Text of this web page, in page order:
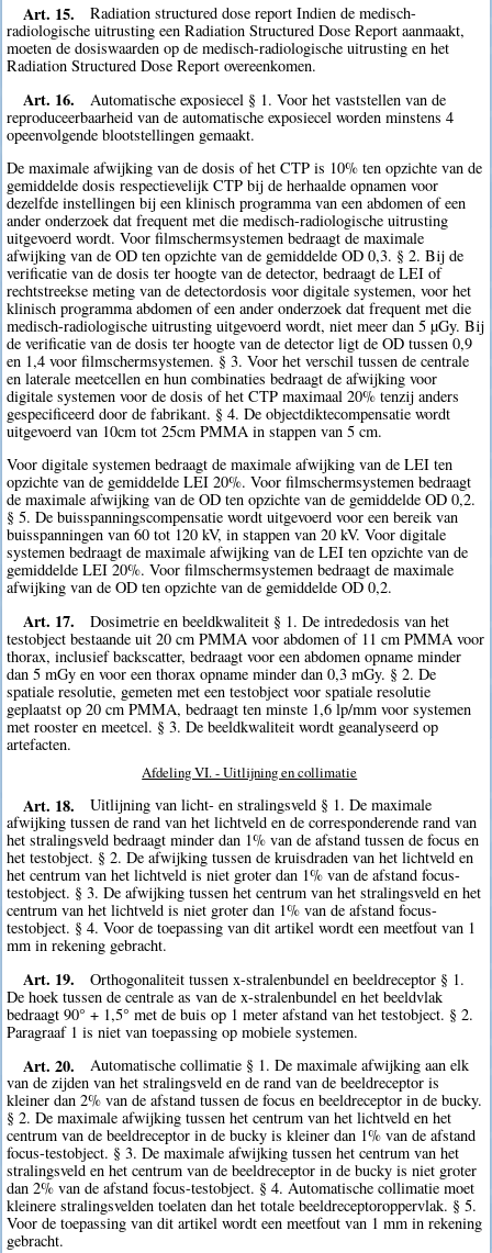
Art. 15.
Radiation structured dose report Indien de medisch-
radiologische uitrusting een Radiation Structured Dose Report aanmaakt,
moeten de dosiswaarden op de medisch-radiologische uitrusting en het
Radiation Structured Dose Report overeenkomen.
Art. 16.
Automatische exposiecel § 1. Voor het vaststellen van de
reproduceerbaarheid van de automatische exposiecel worden minstens 4
opeenvolgende blootstellingen gemaakt.
De maximale afwijking van de dosis of het CTP is 10% ten opzichte van de
gemiddelde dosis respectievelijk CTP bij de herhaalde opnamen voor
dezelfde instellingen bij een klinisch programma van een abdomen of een
ander onderzoek dat frequent met die medisch-radiologische uitrusting
uitgevoerd wordt. Voor filmschermsystemen bedraagt de maximale
afwijking van de OD ten opzichte van de gemiddelde OD 0,3. § 2. Bij de
verificatie van de dosis ter hoogte van de detector, bedraagt de LEI of
rechtstreekse meting van de detectordosis voor digitale systemen, voor het
klinisch programma abdomen of een ander onderzoek dat frequent met die
medisch-radiologische uitrusting uitgevoerd wordt, niet meer dan 5 µGy. Bij
de verificatie van de dosis ter hoogte van de detector ligt de OD tussen 0,9
en 1,4 voor filmschermsystemen. § 3. Voor het verschil tussen de centrale
en laterale meetcellen en hun combinaties bedraagt de afwijking voor
digitale systemen voor de dosis of het CTP maximaal 20% tenzij anders
gespecificeerd door de fabrikant. § 4. De objectdiktecompensatie wordt
uitgevoerd van 10cm tot 25cm PMMA in stappen van 5 cm.
Voor digitale systemen bedraagt de maximale afwijking van de LEI ten
opzichte van de gemiddelde LEI 20%. Voor filmschermsystemen bedraagt
de maximale afwijking van de OD ten opzichte van de gemiddelde OD 0,2.
§ 5. De buisspanningscompensatie wordt uitgevoerd voor een bereik van
buisspanningen van 60 tot 120 kV, in stappen van 20 kV. Voor digitale
systemen bedraagt de maximale afwijking van de LEI ten opzichte van de
gemiddelde LEI 20%. Voor filmschermsystemen bedraagt de maximale
afwijking van de OD ten opzichte van de gemiddelde OD 0,2.
Art. 17.
Dosimetrie en beeldkwaliteit § 1. De intrededosis van het
testobject bestaande uit 20 cm PMMA voor abdomen of 11 cm PMMA voor
thorax, inclusief backscatter, bedraagt voor een abdomen opname minder
dan 5 mGy en voor een thorax opname minder dan 0,3 mGy. § 2. De
spatiale resolutie, gemeten met een testobject voor spatiale resolutie
geplaatst op 20 cm PMMA, bedraagt ten minste 1,6 lp/mm voor systemen
met rooster en meetcel. § 3. De beeldkwaliteit wordt geanalyseerd op
artefacten.
Afdeling VI. - Uitlijning en collimatie
Art. 18.
Uitlijning van licht- en stralingsveld § 1. De maximale
afwijking tussen de rand van het lichtveld en de corresponderende rand van
het stralingsveld bedraagt minder dan 1% van de afstand tussen de focus en
het testobject. § 2. De afwijking tussen de kruisdraden van het lichtveld en
het centrum van het lichtveld is niet groter dan 1% van de afstand focus-
testobject. § 3. De afwijking tussen het centrum van het stralingsveld en het
centrum van het lichtveld is niet groter dan 1% van de afstand focus-
testobject. § 4. Voor de toepassing van dit artikel wordt een meetfout van 1
mm in rekening gebracht.
Art. 19.
Orthogonaliteit tussen x-stralenbundel en beeldreceptor § 1.
De hoek tussen de centrale as van de x-stralenbundel en het beeldvlak
bedraagt 90° + 1,5° met de buis op 1 meter afstand van het testobject. § 2.
Paragraaf 1 is niet van toepassing op mobiele systemen.
Art. 20.
Automatische collimatie § 1. De maximale afwijking aan elk
van de zijden van het stralingsveld en de rand van de beeldreceptor is
kleiner dan 2% van de afstand tussen de focus en beeldreceptor in de bucky.
§ 2. De maximale afwijking tussen het centrum van het lichtveld en het
centrum van de beeldreceptor in de bucky is kleiner dan 1% van de afstand
focus-testobject. § 3. De maximale afwijking tussen het centrum van het
stralingsveld en het centrum van de beeldreceptor in de bucky is niet groter
dan 2% van de afstand focus-testobject. § 4. Automatische collimatie moet
kleinere stralingsvelden toelaten dan het totale beeldreceptoroppervlak. § 5.
Voor de toepassing van dit artikel wordt een meetfout van 1 mm in rekening
gebracht.